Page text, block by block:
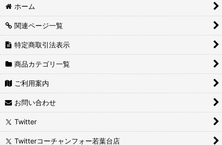
ホーム
関連ページ一覧
特定商取引法表示
商品カテゴリ一覧
ご利用案内
お問い合わせ
Twitter
Twitterコーチャンフォー若葉台店